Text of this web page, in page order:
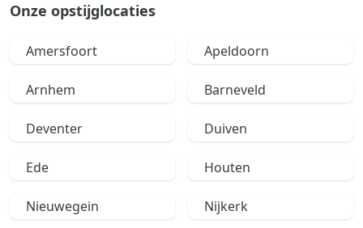
Onze opstijglocaties
Amersfoort Apeldoorn
Arnhem Barneveld
Deventer Duiven
Ede Houten
Nieuwegein Nijkerk